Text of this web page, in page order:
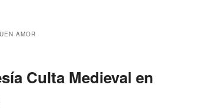
AMOR
Culta Medieval en